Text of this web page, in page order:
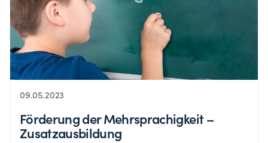
09.05.2023
Förderung der Mehrsprachigkeit –
Zusatzausbildung